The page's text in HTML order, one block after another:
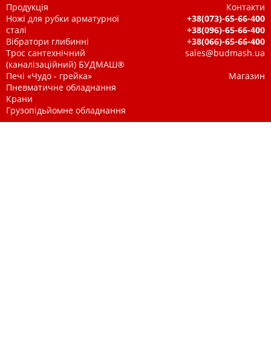
Продукція
Ножі для рубки арматурної
сталі
Вібратори глибинні
Трос сантехнічний
(каналізаційний) БУДМАШ®
Печі «Чудо - грейка»
Пневматичне обладнання
Крани
Грузопідьйомне обладнання
Контакти
+38(073)-65-66-400
+38(096)-65-66-400
+38(066)-65-66-400
sales@budmash.ua
Магазин